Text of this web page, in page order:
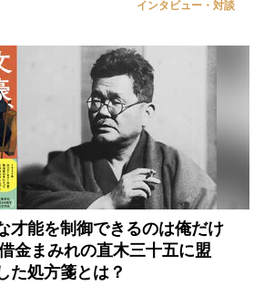
インタビュー・対談
才能を制御できるのは俺だけ
金まみれの直木三十五に盟
た処方箋とは？